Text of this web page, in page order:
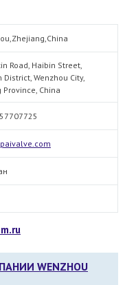
Road, Haibin Street,
District, Wenzhou City,
Province, China
WENZHOU